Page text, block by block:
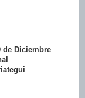
de Diciembre